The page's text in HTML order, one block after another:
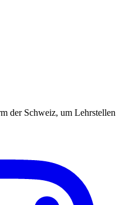
der Schweiz, um Lehrstellen